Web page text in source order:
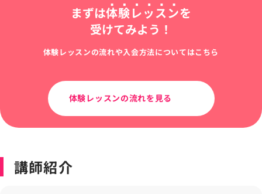
まずは体験レッスンを
受けてみよう！
体験レッスンの流れや入会方法についてはこちら
体験レッスンの流れを見る
講師紹介